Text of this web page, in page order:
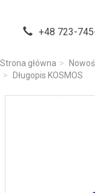
+48 723-
Strona główna
Długopis KOSMOS